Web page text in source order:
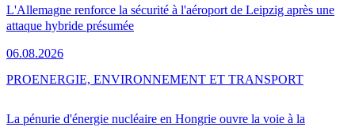
L'Allemagne renforce la sécurité à l'aéroport de Leipzig après une
attaque hybride présumée
06.08.2026
La pénurie d'énergie nucléaire en Hongrie ouvre la voie à la
PROENERGIE, ENVIRONNEMENT ET TRANSPORT